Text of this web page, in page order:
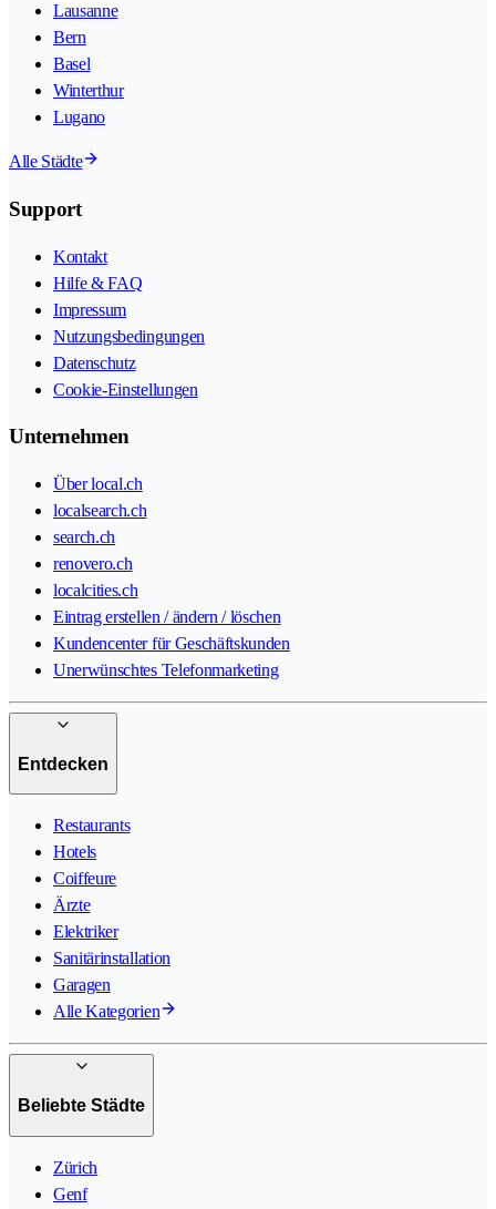
Lausanne
Bern
Basel
Winterthur
Lugano
Alle Städte
Support
Kontakt
Hilfe & FAQ
Impressum
Nutzungsbedingungen
Datenschutz
Cookie-Einstellungen
Unternehmen
Über local.ch
localsearch.ch
search.ch
renovero.ch
localcities.ch
Eintrag erstellen / ändern / löschen
Kundencenter für Geschäftskunden
Unerwünschtes Telefonmarketing
Entdecken
Restaurants
Hotels
Coiffeure
Ärzte
Elektriker
Sanitärinstallation
Garagen
Alle Kategorien
Beliebte Städte
Zürich
Genf